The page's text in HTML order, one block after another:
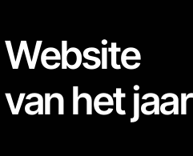
Website
van het jaar